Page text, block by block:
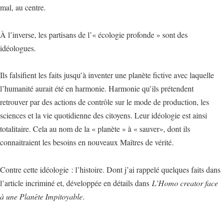
mal, au centre.
À l’inverse, les partisans de l’« écologie profonde » sont des
idéologues.
Ils falsifient les faits jusqu’à inventer une planète fictive avec laquelle
l’humanité aurait été en harmonie. Harmonie qu’ils prétendent
retrouver par des actions de contrôle sur le mode de production, les
sciences et la vie quotidienne des citoyens. Leur idéologie est ainsi
totalitaire. Cela au nom de la « planète » à « sauver», dont ils
connaitraient les besoins en nouveaux Maîtres de vérité.
Contre cette idéologie : l’histoire. Dont j’ai rappelé quelques faits dans
l’article incriminé et, développée en détails dans L’Homo creator face
à une Planète Impitoyable.